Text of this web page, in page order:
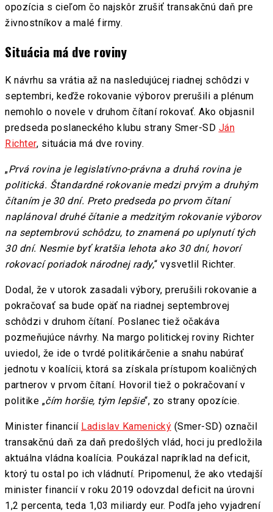
opozícia s cieľom čo najskôr zrušiť transakčnú daň pre
živnostníkov a malé firmy.
Situácia má dve roviny
K návrhu sa vrátia až na nasledujúcej riadnej schôdzi v
septembri, keďže rokovanie výborov prerušili a plénum
nemohlo o novele v druhom čítaní rokovať. Ako objasnil
predseda poslaneckého klubu strany Smer-SD Ján
Richter, situácia má dve roviny.
„Prvá rovina je legislatívno-právna a druhá rovina je
politická. Štandardné rokovanie medzi prvým a druhým
čítaním je 30 dní. Preto predseda po prvom čítaní
naplánoval druhé čítanie a medzitým rokovanie výborov
na septembrovú schôdzu, to znamená po uplynutí tých
30 dní. Nesmie byť kratšia lehota ako 30 dní, hovorí
rokovací poriadok národnej rady,“ vysvetlil Richter.
Dodal, že v utorok zasadali výbory, prerušili rokovanie a
pokračovať sa bude opäť na riadnej septembrovej
schôdzi v druhom čítaní. Poslanec tiež očakáva
pozmeňujúce návrhy. Na margo politickej roviny Richter
uviedol, že ide o tvrdé politikárčenie a snahu nabúrať
jednotu v koalícii, ktorá sa získala prístupom koaličných
partnerov v prvom čítaní. Hovoril tiež o pokračovaní v
politike „čím horšie, tým lepšie“, zo strany opozície.
Minister financií Ladislav Kamenický (Smer-SD) označil
transakčnú daň za daň predošlých vlád, hoci ju predložila
aktuálna vládna koalícia. Poukázal napríklad na deficit,
ktorý tu ostal po ich vládnutí. Pripomenul, že ako vtedajší
minister financií v roku 2019 odovzdal deficit na úrovni
1,2 percenta, teda 1,03 miliardy eur. Podľa jeho vyjadrení